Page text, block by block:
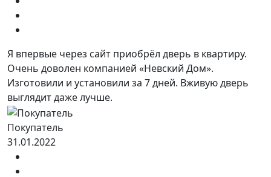
Я впервые через сайт приобрёл дверь в квартиру.
Очень доволен компанией «Невский Дом».
Изготовили и установили за 7 дней. Вживую дверь
выглядит даже лучше.
Покупатель
31.01.2022